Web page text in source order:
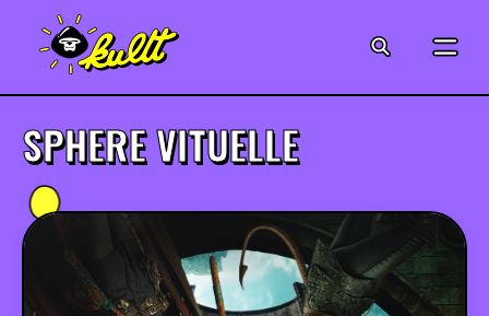
MUSIQUE
CRÉATION
SPHERE VITUELLE